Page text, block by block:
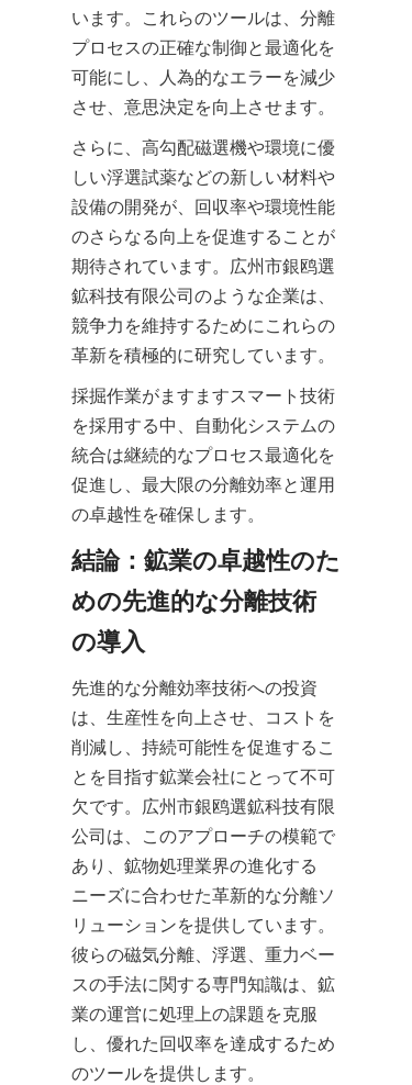
います。これらのツールは、分離
プロセスの正確な制御と最適化を
可能にし、人為的なエラーを減少
させ、意思決定を向上させます。
さらに、高勾配磁選機や環境に優
しい浮選試薬などの新しい材料や
設備の開発が、回収率や環境性能
のさらなる向上を促進することが
期待されています。広州市銀鸥選
鉱科技有限公司のような企業は、
競争力を維持するためにこれらの
革新を積極的に研究しています。
採掘作業がますますスマート技術
を採用する中、自動化システムの
統合は継続的なプロセス最適化を
促進し、最大限の分離効率と運用
の卓越性を確保します。
結論：鉱業の卓越性のた
めの先進的な分離技術
の導入
先進的な分離効率技術への投資
は、生産性を向上させ、コストを
削減し、持続可能性を促進するこ
とを目指す鉱業会社にとって不可
欠です。広州市銀鸥選鉱科技有限
公司は、このアプローチの模範で
あり、鉱物処理業界の進化する
ニーズに合わせた革新的な分離ソ
リューションを提供しています。
彼らの磁気分離、浮選、重力ベー
スの手法に関する専門知識は、鉱
業の運営に処理上の課題を克服
し、優れた回収率を達成するため
のツールを提供します。